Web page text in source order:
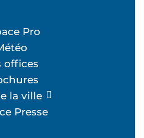
Pro
offices
la ville
Presse